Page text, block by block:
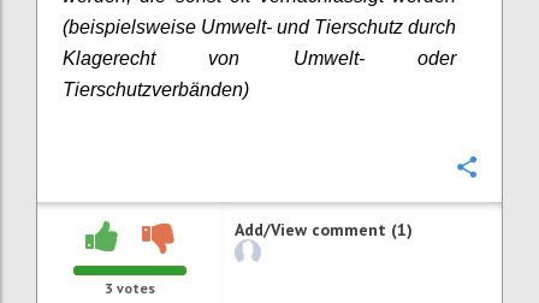
(beispielsweise Umwelt- und Tierschutz durch
Klagerecht von Umwelt- oder
Tierschutzverbänden)
3 votes
Add/View comment (1)